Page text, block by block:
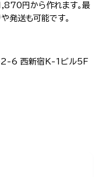
円から作れます。最
発送も可能です。
6 西新宿K-1ビル5F